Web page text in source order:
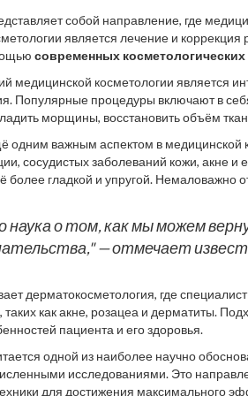
собой направление, где
является лечение и
современных
медицинской косметологии является
Популярные процедуры включают в
морщины, восстановить объём
пациентов.
одним важным аспектом в
сосудистых заболеваний кожи, акне и
гладкой и упругой. Немаловажно
о том, как мы можем
— отмечает
дерматокосметология, где
как акне, розацеа и дерматиты.
пациента и его здоровья.
одной из наиболее научно
исследованиями. Это
для достижения максимального